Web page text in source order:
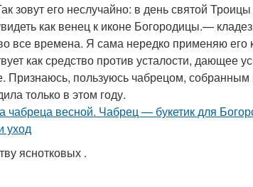
зовут его неслучайно: в день святой
как венец к иконе Богородицы.—
все времена. Я сама нередко применяю его
как средство против усталости, дающее
Признаюсь, пользуюсь чабрецом, собранным
только в этом году.
яснотковых .